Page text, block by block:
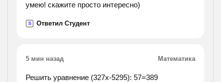
умею! скажите просто интересно)
S Ответил Студент
5 мин назад Математика
Решить уравнение (327х-5295): 57=389